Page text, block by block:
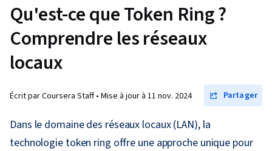
Qu'est-ce que Token Ring ?
Comprendre les réseaux
locaux
Écrit par Coursera Staff • Mise à jour à 11 nov. 2024 Partager
Dans le domaine des réseaux locaux (LAN), la
technologie token ring offre une approche unique pour